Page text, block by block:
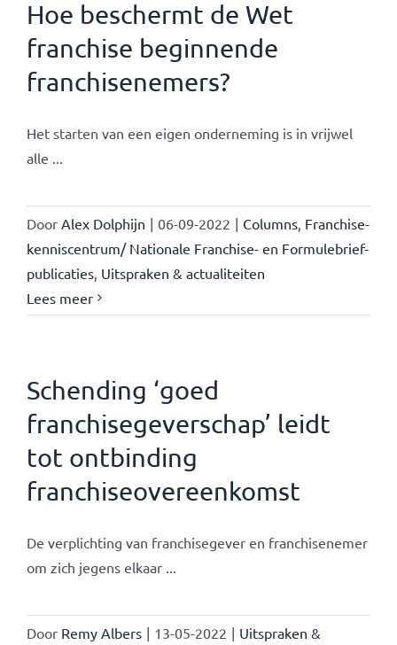
Hoe beschermt de Wet
franchise beginnende
franchisenemers?
Het starten van een eigen onderneming is in vrijwel
alle ...
Door Alex Dolphijn | 06-09-2022 | Columns Franchise-
kenniscentrum/ Nationale Franchise- en Formulebrief-
publicaties Uitspraken & actualiteiten
Lees meer
Schending ‘goed
franchisegeverschap’ leidt
tot ontbinding
franchiseovereenkomst
De verplichting van franchisegever en franchisenemer
om zich jegens elkaar ...
Door Remy Albers | 13-05-2022 | Uitspraken &